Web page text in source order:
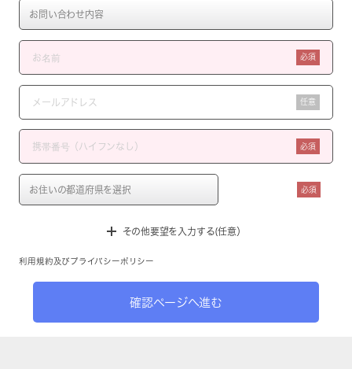
必須
任意
必須
必須
その他要望を入力する(任意）
利用規約 及び プライバシーポリシー
確認ページへ進む